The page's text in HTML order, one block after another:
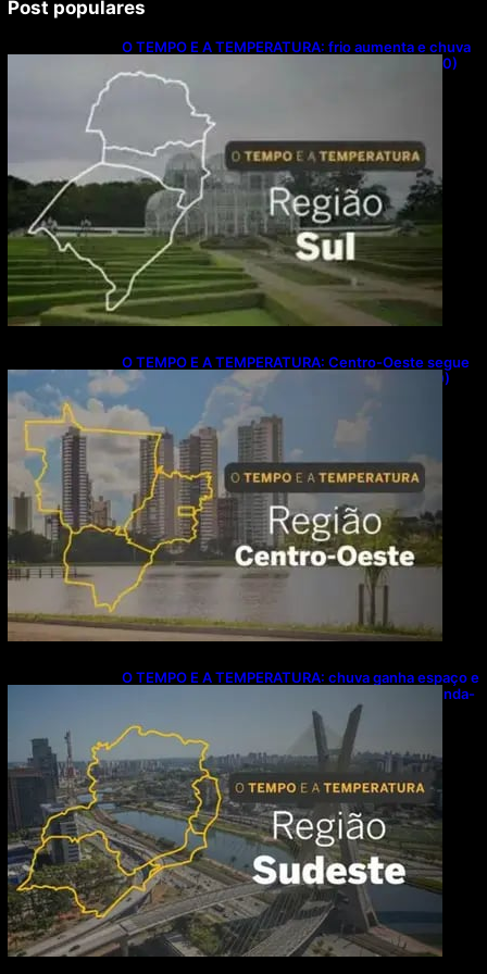
Post populares
O TEMPO E A TEMPERATURA: frio aumenta e chuva
persiste em áreas do Sul nesta segunda-feira (10)
O TEMPO E A TEMPERATURA: Centro-Oeste segue
com calor e baixa umidade na segunda-feira (10)
O TEMPO E A TEMPERATURA: chuva ganha espaço e
temperaturas diminuem no Sudeste nesta segunda-